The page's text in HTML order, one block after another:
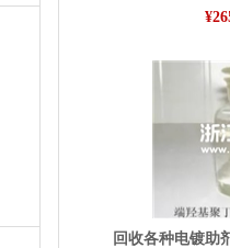
回收各种电镀助